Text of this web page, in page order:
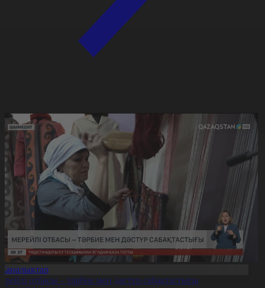
отбасы – тәрбие мен дәстүр сабақтастығы